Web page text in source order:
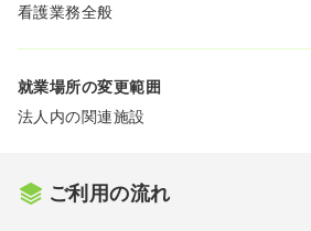
看護業務全般
就業場所の変更範囲
法人内の関連施設
ご利用の流れ